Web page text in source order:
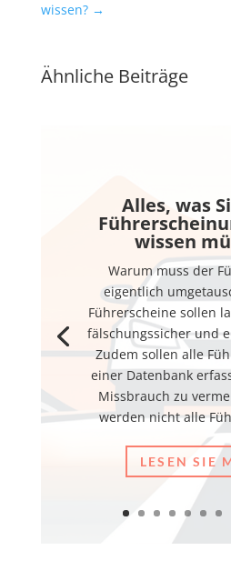
wissen?→
Ähnliche Beiträge
Alles, was
wissen
Warum muss der
eigentlich
Führerscheine sollen
fälschungssicher und
Zudem sollen alle
einer Datenbank
Missbrauch zu
werden nicht alle
LESEN SIE